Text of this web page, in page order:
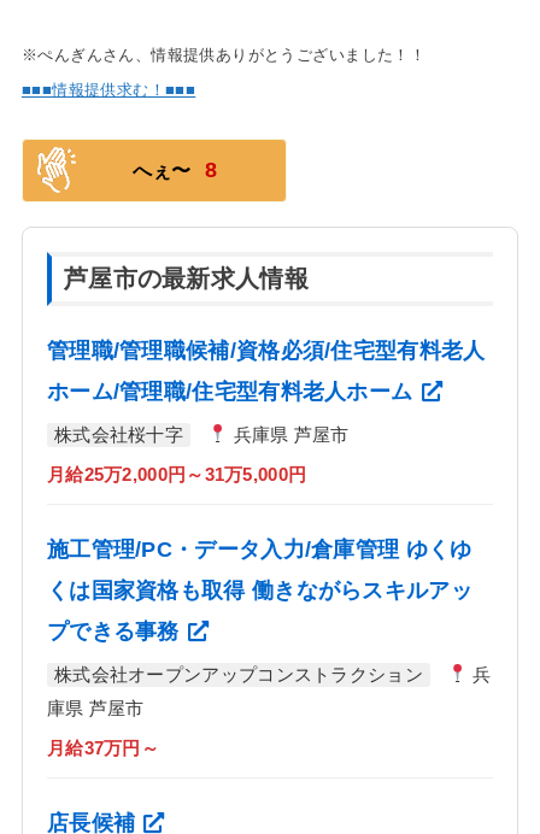
※ぺんぎんさん、情報提供ありがとうございました！！
■■■情報提供求む！■■■
へぇ〜 8
芦屋市の最新求人情報
管理職/管理職候補/資格必須/住宅型有料老人
ホーム/管理職/住宅型有料老人ホーム
株式会社桜十字 兵庫県 芦屋市
月給25万2,000円～31万5,000円
施工管理/PC・データ入力/倉庫管理 ゆくゆ
くは国家資格も取得 働きながらスキルアッ
プできる事務
株式会社オープンアップコンストラクション
兵
庫県 芦屋市
月給37万円～
店長候補